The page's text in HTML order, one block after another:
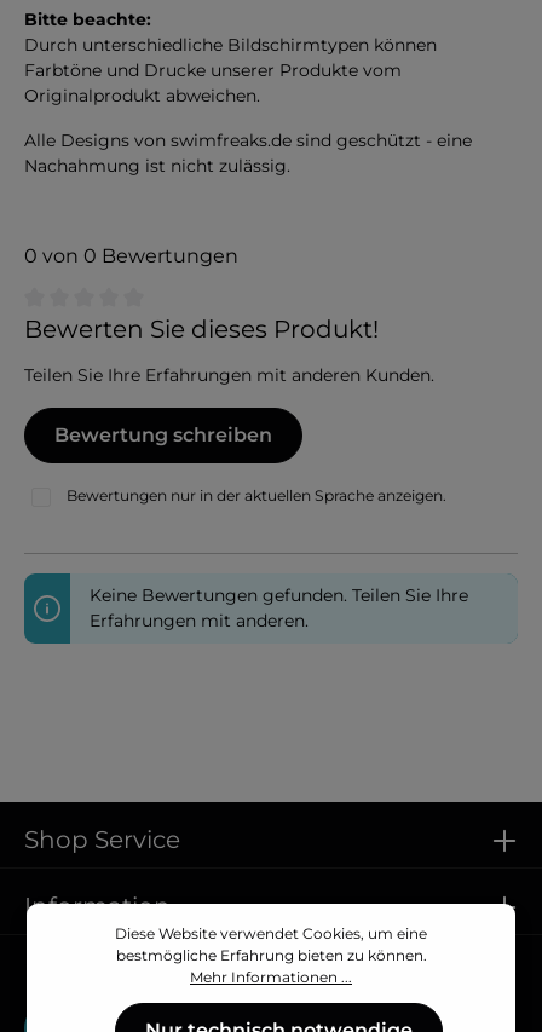
Bitte beachte:
Durch unterschiedliche Bildschirmtypen können
Farbtöne und Drucke unserer Produkte vom
Originalprodukt abweichen.
Alle Designs von swimfreaks.de sind geschützt - eine
Nachahmung ist nicht zulässig.
0 von 0 Bewertungen
Durchschnittliche Bewertung von 0 von 5 Sternen
Bewerten Sie dieses Produkt!
Teilen Sie Ihre Erfahrungen mit anderen Kunden.
Bewertung schreiben
Bewertungen nur in der aktuellen Sprache anzeigen.
Keine Bewertungen gefunden. Teilen Sie Ihre
Erfahrungen mit anderen.
Vertrag widerrufen
Vertrag widerrufen
Shop Service
Information
Diese Website verwendet Cookies, um eine
bestmögliche Erfahrung bieten zu können.
Mehr Informationen ...